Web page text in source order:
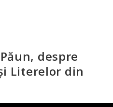
despre
Literelor din